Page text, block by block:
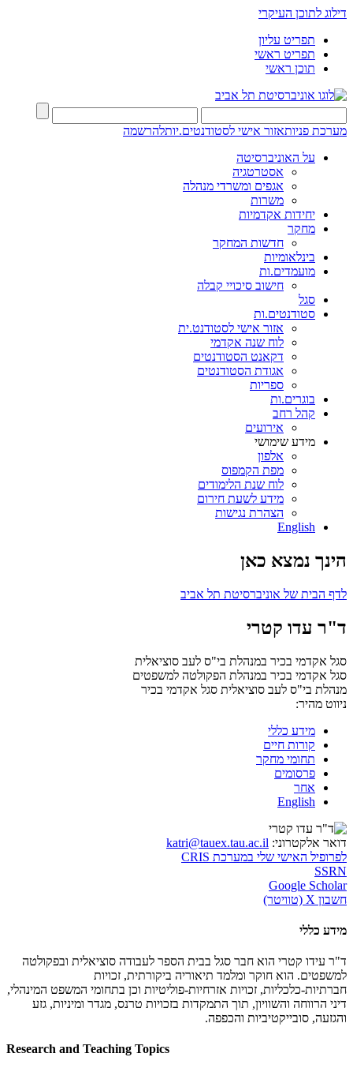
דילוג לתוכן העיקרי
תפריט עליון
תפריט ראשי
תוכן ראשי
מערכת פניותאזור אישי לסטודנטים.יותלהרשמה
על האוניברסיטה
אסטרטגיה
אגפים ומשרדי מנהלה
משרות
יחידות אקדמיות
מחקר
חדשות המחקר
בינלאומיות
מועמדים.ות
חישוב סיכויי קבלה
סגל
סטודנטים.ות
אזור אישי לסטודנט.ית
לוח שנה אקדמי
דקאנט הסטודנטים
אגודת הסטודנטים
ספריות
בוגרים.ות
קהל רחב
אירועים
מידע שימושי
אלפון
מפת הקמפוס
לוח שנת הלימודים
מידע לשעת חירום
הצהרת נגישות
English
הינך נמצא כאן
לדף הבית של אוניברסיטת תל אביב
ד"ר עדו קטרי
סגל אקדמי בכיר במנהלת בי"ס לעב סוציאלית
סגל אקדמי בכיר במנהלת הפקולטה למשפטים
מנהלת בי"ס לעב סוציאלית סגל אקדמי בכיר
ניווט מהיר:
מידע כללי
קורות חיים
תחומי מחקר
פרסומים
אחר
English
דואר אלקטרוני: katri@tauex.tau.ac.il
לפרופיל האישי שלי במערכת CRIS
SSRN
Google Scholar
חשבון X (טוויטר)
מידע כללי
ד"ר עידו קטרי הוא חבר סגל בבית הספר לעבודה סוציאלית ובפקולטה
למשפטים. הוא חוקר ומלמד תיאוריה ביקורתית, זכויות
חברתיות-כלכליות, זכויות אזרחיות-פוליטיות וכן בתחומי המשפט המינהלי,
דיני הרווחה והשוויון, תוך התמקדות בזכויות טרנס, מגדר ומיניות, גזע
והגזעה, סובייקטיביות והכפפה.
Research and Teaching Topics